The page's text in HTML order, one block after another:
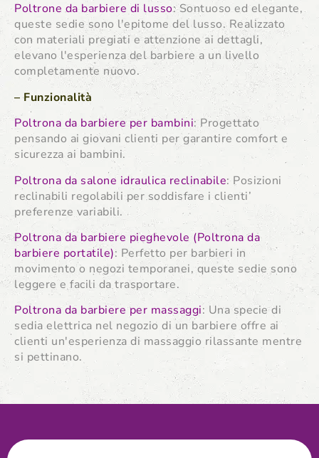
Poltrone da barbiere di lusso: Sontuoso ed elegante,
queste sedie sono l'epitome del lusso. Realizzato
con materiali pregiati e attenzione ai dettagli,
elevano l'esperienza del barbiere a un livello
completamente nuovo.
– Funzionalità
Poltrona da barbiere per bambini: Progettato
pensando ai giovani clienti per garantire comfort e
sicurezza ai bambini.
Poltrona da salone idraulica reclinabile: Posizioni
reclinabili regolabili per soddisfare i clienti’
preferenze variabili.
Poltrona da barbiere pieghevole (Poltrona da
barbiere portatile): Perfetto per barbieri in
movimento o negozi temporanei, queste sedie sono
leggere e facili da trasportare.
Poltrona da barbiere per massaggi: Una specie di
sedia elettrica nel negozio di un barbiere offre ai
clienti un'esperienza di massaggio rilassante mentre
si pettinano.